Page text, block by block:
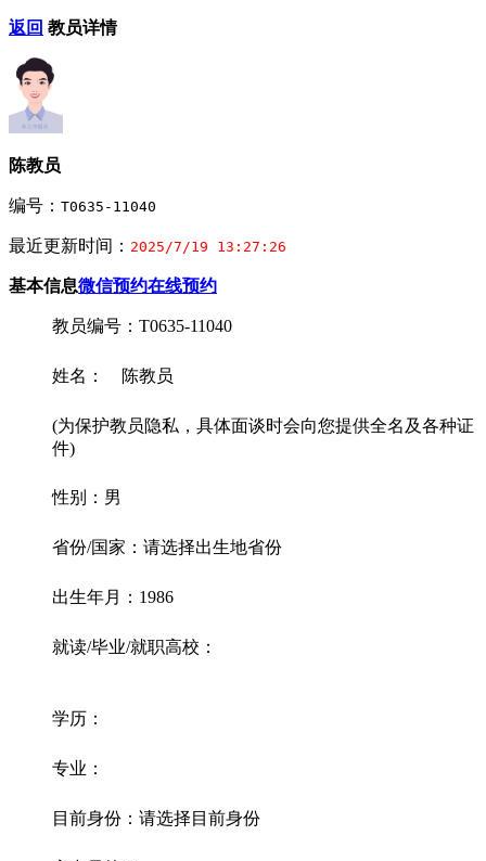
返回 教员详情
陈教员
编号： T0635-11040
最近更新时间： 2025/7/19 13:27:26
基本信息微信预约在线预约
教员编号：T0635-11040
姓名： 陈教员
(为保护教员隐私，具体面谈时会向您提供全名及各种证
件)
性别：男
省份/国家：请选择出生地省份
出生年月：1986
就读/毕业/就职高校：
学历：
专业：
目前身份：请选择目前身份